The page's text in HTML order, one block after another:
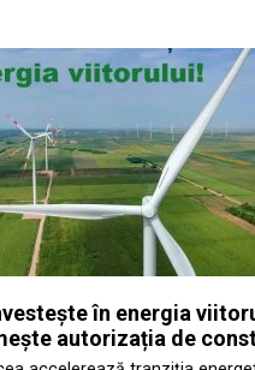
în energia
autorizația de